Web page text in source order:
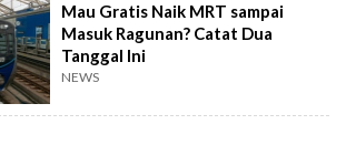
Mau Gratis Naik MRT sampai
Masuk Ragunan? Catat Dua
Tanggal Ini
NEWS